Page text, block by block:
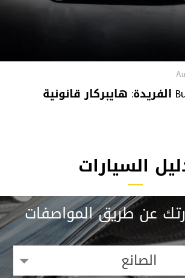
Bugatti Destrier الفريدة: هايبركار قانونية
السيارات
عن طريق المواصفات
الصانع